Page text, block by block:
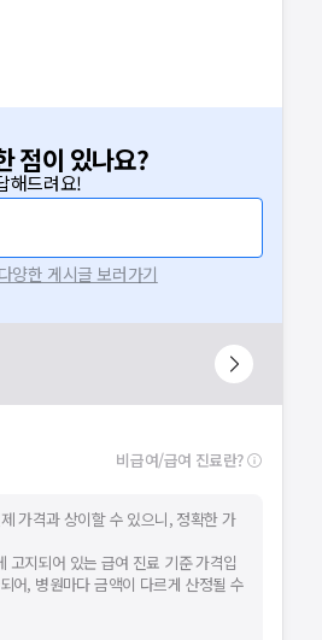
점이 있나요?
해드려요!
양한 게시글 보러가기
비급여/급여 진료란?
가격과 상이할 수 있으니, 정확한 가
고지되어 있는 급여 진료 기준 가격입
어, 병원마다 금액이 다르게 산정될 수